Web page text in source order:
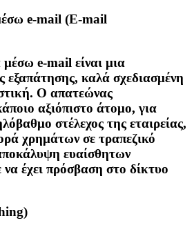
e-mail (E-mail
e-mail είναι μια
εξαπάτησης, καλά σχεδιασμένη
Ο απατεώνας
αξιόπιστο άτομο, για
στέλεχος της εταιρείας,
χρημάτων σε τραπεζικό
ευαίσθητων
έχει πρόσβαση στο δίκτυο